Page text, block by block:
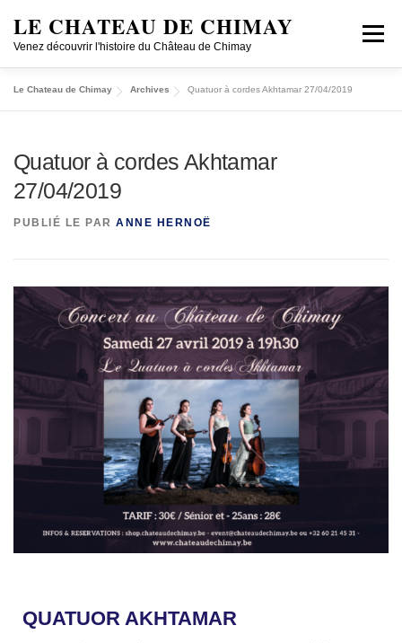
LE CHATEAU DE CHIMAY
Venez découvrir l'histoire du Château de Chimay
Menu
VISITER EN GROUPE
CONCERTS/CONFÉRENCES HISTOIRE
Le Chateau de Chimay Archives Quatuor à cordes Akhtamar 27/04/2019
Quatuor à cordes Akhtamar
27/04/2019
PUBLIÉ LE PAR ANNE HERNOË
QUATUOR AKHTAMAR